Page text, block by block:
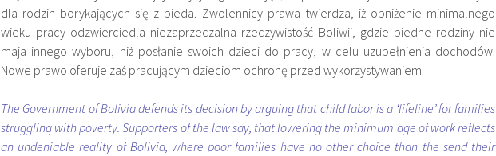
dla rodzin borykających się z bieda. Zwolennicy prawa twierdza, iż obniżenie minimalnego
wieku pracy odzwierciedla niezaprzeczalna rzeczywistość Boliwii, gdzie biedne rodziny nie
maja innego wyboru, niż posłanie swoich dzieci do pracy, w celu uzupełnienia dochodów.
Nowe prawo oferuje zaś pracującym dzieciom ochronę przed wykorzystywaniem.
The Government of Bolivia defends its decision by arguing that child labor is a ‘lifeline’ for families
struggling with poverty. Supporters of the law say, that lowering the minimum age of work reflects
an undeniable reality of Bolivia, where poor families have no other choice than the send their